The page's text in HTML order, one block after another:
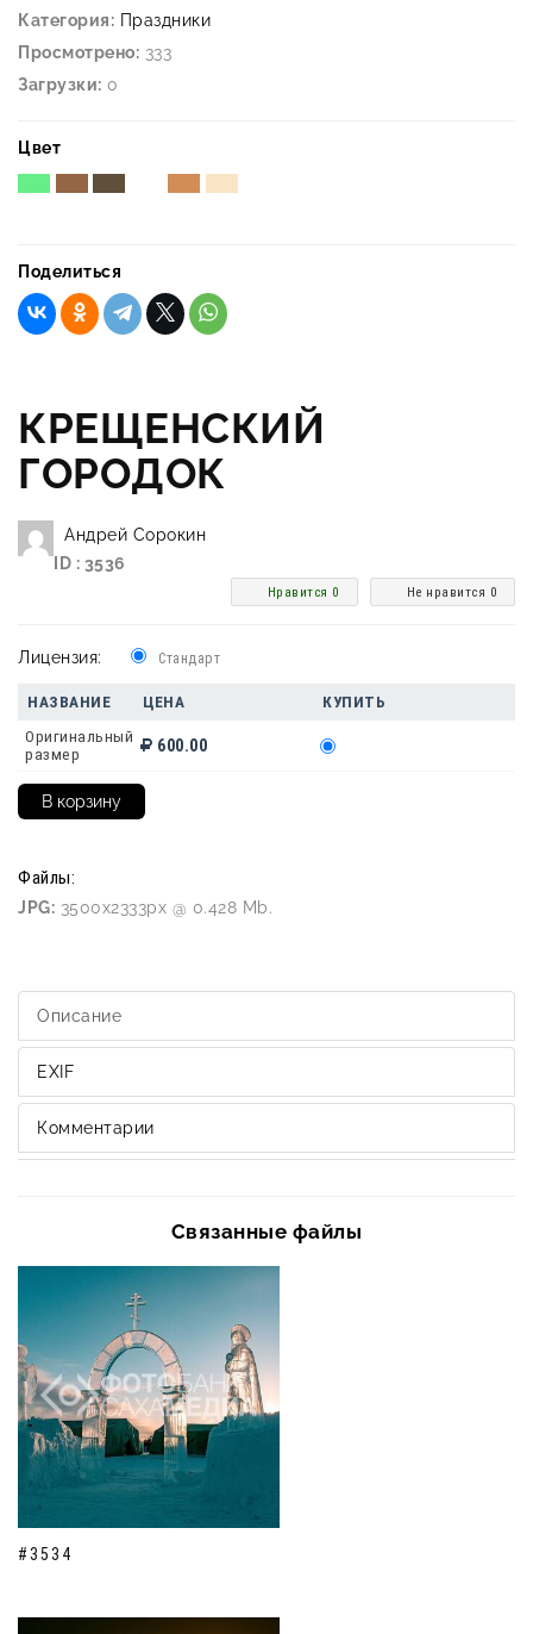
Категория: Праздники
Просмотрено: 333
Загрузки: 0
Цвет
Поделиться
КРЕЩЕНСКИЙ
ГОРОДОК
Андрей Сорокин
ID : 3536
Не нравится 0
Нравится 0
Лицензия: Стандарт
НАЗВАНИЕ ЦЕНА
КУПИТЬ
Оригинальный
размер
600.00
Файлы:
JPG: 3500x2333px @ 0.428 Mb.
Описание
EXIF
Комментарии
Связанные файлы
#3534